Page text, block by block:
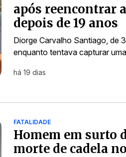
após reencontrar
depois de 19 anos
Diorge Carvalho Santiago, de
enquanto tentava capturar
há 19 dias
FATALIDADE
Homem em surto
morte de cadela